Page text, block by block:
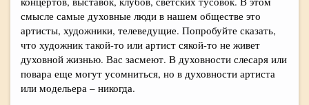
смысле самые духовные люди в нашем обществе это
артисты, художники, телеведущие. Попробуйте сказать,
что художник такой-то или артист сякой-то не живет
духовной жизнью. Вас засмеют. В духовности слесаря или
повара еще могут усомниться, но в духовности артиста
или модельера – никогда.